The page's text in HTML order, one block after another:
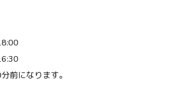
前になります。